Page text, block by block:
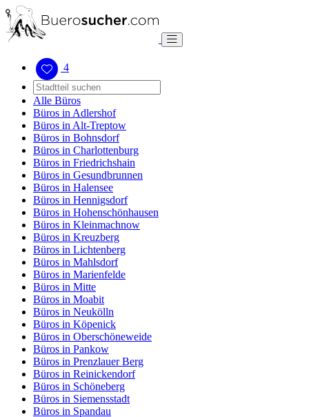
4
Alle Büros
Büros in Adlershof
Büros in Alt-Treptow
Büros in Bohnsdorf
Büros in Charlottenburg
Büros in Friedrichshain
Büros in Gesundbrunnen
Büros in Halensee
Büros in Hennigsdorf
Büros in Hohenschönhausen
Büros in Kleinmachnow
Büros in Kreuzberg
Büros in Lichtenberg
Büros in Mahlsdorf
Büros in Marienfelde
Büros in Mitte
Büros in Moabit
Büros in Neukölln
Büros in Köpenick
Büros in Oberschöneweide
Büros in Pankow
Büros in Prenzlauer Berg
Büros in Reinickendorf
Büros in Schöneberg
Büros in Siemensstadt
Büros in Spandau